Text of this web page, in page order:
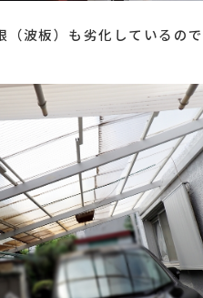
（波板）も劣化しているの